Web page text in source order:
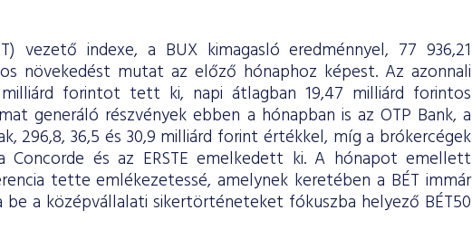
vezető indexe, a BUX kimagasló eredménnyel, 77 936,21
növekedést mutat az előző hónaphoz képest. Az azonnali
milliárd forintot tett ki, napi átlagban 19,47 milliárd forintos
generáló részvények ebben a hónapban is az OTP Bank, a
296,8, 36,5 és 30,9 milliárd forint értékkel, míg a brókercégek
és az ERSTE emelkedett ki. A hónapot emellett
tette emlékezetessé, amelynek keretében a BÉT immár
a középvállalati sikertörténeteket fókuszba helyező BÉT50